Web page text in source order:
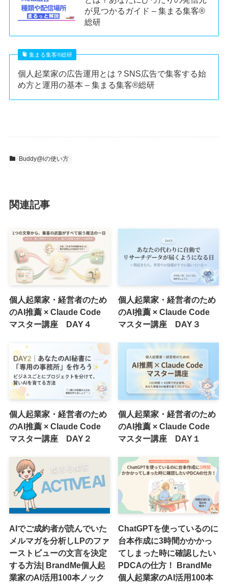
が見つかるガイド – 集まる集客®︎
総研
集まる集客®︎総研
個人起業家の広告運用とは？SNS広告で集客する始
め方と運用の基本 – 集まる集客®︎総研
Buddy@iの使い方
関連記事
個人起業家・経営者のため
のAI推薦 × Claude Code
マスター講座 DAY４
個人起業家・経営者のため
のAI推薦 × Claude Code
マスター講座 DAY３
個人起業家・経営者のため
のAI推薦 × Claude Code
マスター講座 DAY２
個人起業家・経営者のため
のAI推薦 × Claude Code
マスター講座 DAY１
AIでご成約者が読んでいた
メルマガを分析しLPのファ
ーストビューの文言を決定
する方法| BrandMe個人起
業家のAI活用100本ノック
ChatGPTを使っているのに
台本作成に3時間かかかっ
てしまった時に確認したい
PDCAの仕方！ BrandMe
個人起業家のAI活用100本